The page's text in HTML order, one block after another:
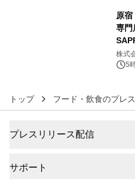
原宿
専門
株式
5
トップ フード・飲食のプレ
プレスリリース配信
サポート